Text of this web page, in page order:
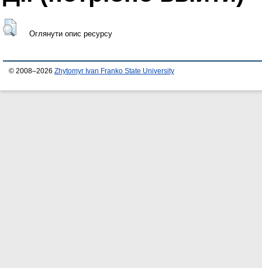
Оглянути опис ресурсу
© 2008–2026 Zhytomyr Ivan Franko State University